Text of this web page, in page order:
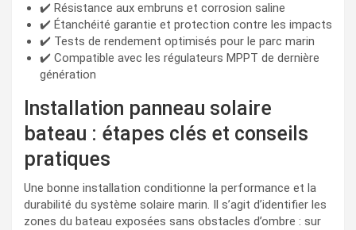
✔️ Résistance aux embruns et corrosion saline
✔️ Étanchéité garantie et protection contre les impacts
✔️ Tests de rendement optimisés pour le parc marin
✔️ Compatible avec les régulateurs MPPT de dernière
génération
Installation panneau solaire
bateau : étapes clés et conseils
pratiques
Une bonne installation conditionne la performance et la
durabilité du système solaire marin. Il s’agit d’identifier les
zones du bateau exposées sans obstacles d’ombre : sur